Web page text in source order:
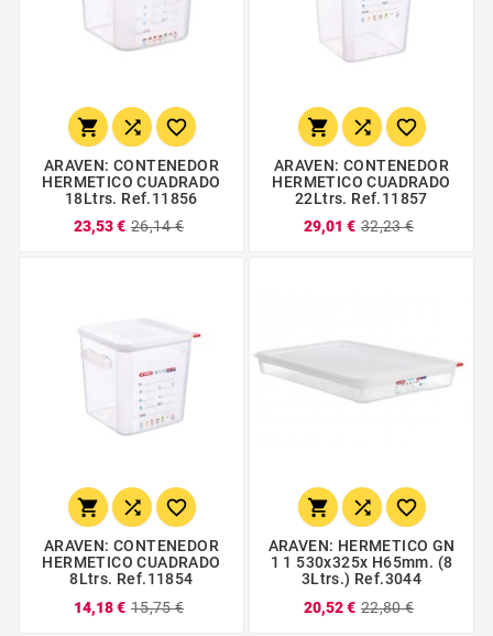
  
ARAVEN: CONTENEDOR
HERMETICO CUADRADO
18Ltrs. Ref.11856
23,53 € 26,14 €
  
ARAVEN: CONTENEDOR
HERMETICO CUADRADO
22Ltrs. Ref.11857
29,01 € 32,23 €
  
ARAVEN: CONTENEDOR
HERMETICO CUADRADO
8Ltrs. Ref.11854
14,18 € 15,75 €
  
ARAVEN: HERMETICO GN
1 1 530x325x H65mm. (8
3Ltrs.) Ref.3044
20,52 € 22,80 €